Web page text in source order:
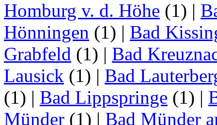
Homburg v. d. Höhe (1) |
Hönningen (1) | Bad
Grabfeld (1) | Bad
Lausick (1) | Bad
(1) | Bad Lippspringe (1) |
Münder (1) | Bad Münder